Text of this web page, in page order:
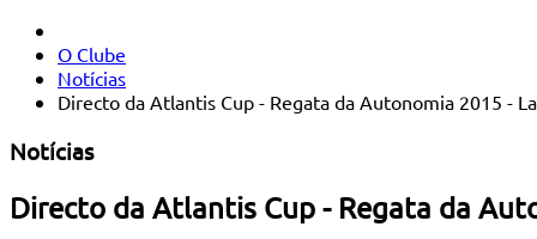
O Clube
Notícias
Directo da Atlantis Cup - Regata da Autonomia 2015 -
Notícias
Directo da Atlantis Cup - Regata da